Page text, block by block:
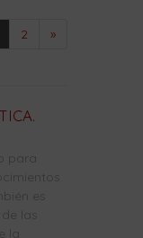
2 »
para
es
las
la